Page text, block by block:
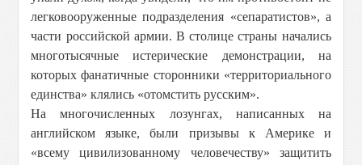
легковооруженные подразделения «сепаратистов», а
части российской армии. В столице страны начались
многотысячные истерические демонстрации, на
которых фанатичные сторонники «территориального
единства» клялись «отомстить русским».
На многочисленных лозунгах, написанных на
английском языке, были призывы к Америке и
«всему цивилизованному человечеству» защитить